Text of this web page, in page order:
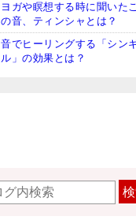
ヨガや瞑想する時に聞いた
の音、ティンシャとは？
音でヒーリングする「シン
ル」の効果とは？